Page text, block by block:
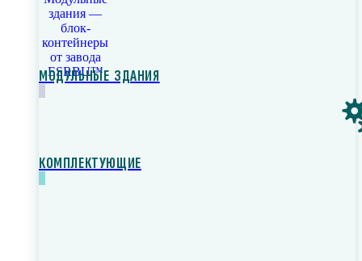
МОДУЛЬНЫЕ ЗДАНИЯ
КОМПЛЕКТУЮЩИЕ